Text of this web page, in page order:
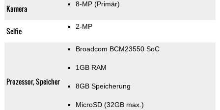
Kamera 8-MP (Primär)
Selfie 2-MP
Prozessor, Speicher
Broadcom BCM23550 SoC
1GB RAM
8GB Speicherung
MicroSD (32GB max.)